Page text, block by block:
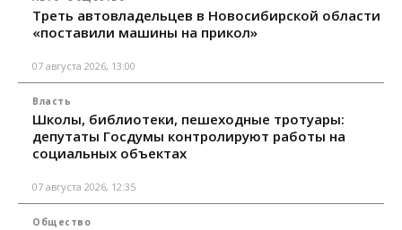
Треть автовладельцев в Новосибирской области
«поставили машины на прикол»
07 августа 2026, 13:00
Власть
Школы, библиотеки, пешеходные тротуары:
депутаты Госдумы контролируют работы на
социальных объектах
07 августа 2026, 12:35
Общество